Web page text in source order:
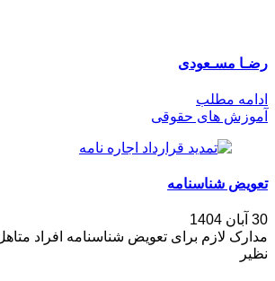
رضـا مسـعودی
ادامه مطلب
آموزش های حقوقی
تعویض شناسنامه
30 آبان 1404
مدارک لازم برای تعویض شناسنامه افراد
نظیر